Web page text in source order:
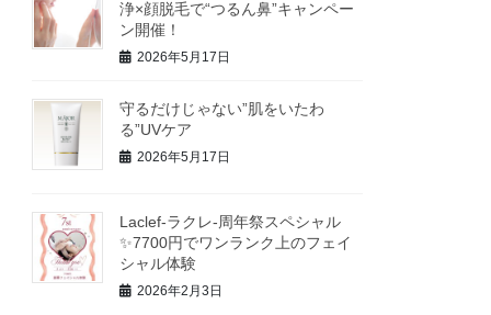
浄×顔脱毛で“つるん鼻”キャンペー
ン開催！
2026年5月17日
守るだけじゃない”肌をいたわ
る”UVケア
2026年5月17日
Laclef-ラクレ‐周年祭スペシャル
✨7700円でワンランク上のフェイ
シャル体験
2026年2月3日